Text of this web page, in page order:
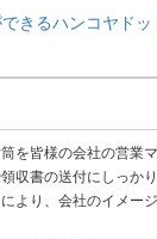
を皆様の会社の営業
収書の送付にしっか
より、会社のイメー
きるハンコヤド